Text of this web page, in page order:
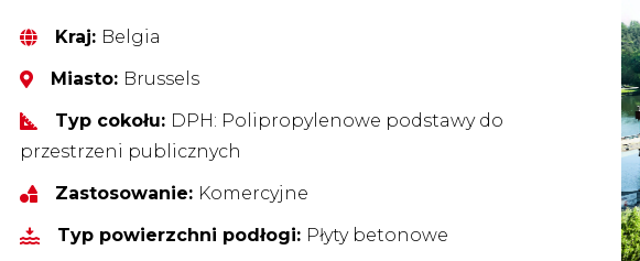
Kraj: Belgia
Miasto: Brussels
Typ cokołu: DPH: Polipropylenowe podstawy do
przestrzeni publicznych
Zastosowanie: Komercyjne
Typ powierzchni podłogi: Płyty betonowe